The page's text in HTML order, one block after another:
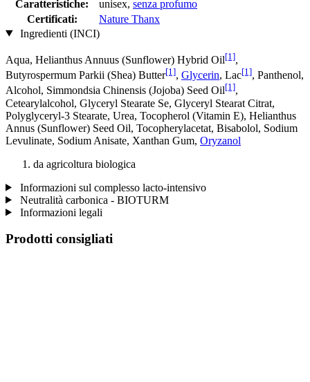
Caratteristiche:
unisex, senza profumo
Certificati:
Nature Thanx
Ingredienti (INCI)
Aqua, Helianthus Annuus (Sunflower) Hybrid Oil[1],
Butyrospermum Parkii (Shea) Butter[1], Glycerin, Lac[1], Panthenol,
Alcohol, Simmondsia Chinensis (Jojoba) Seed Oil[1],
Cetearylalcohol, Glyceryl Stearate Se, Glyceryl Stearat Citrat,
Polyglyceryl-3 Stearate, Urea, Tocopherol (Vitamin E), Helianthus
Annus (Sunflower) Seed Oil, Tocopherylacetat, Bisabolol, Sodium
Levulinate, Sodium Anisate, Xanthan Gum, Oryzanol
da agricoltura biologica
Informazioni sul complesso lacto-intensivo
Neutralità carbonica - BIOTURM
Informazioni legali
Prodotti consigliati